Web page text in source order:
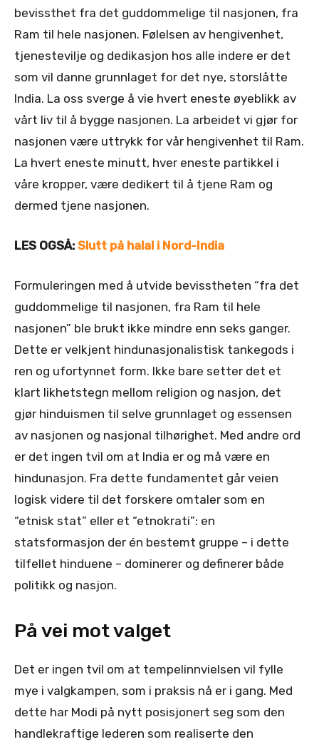
bevissthet fra det guddommelige til nasjonen, fra
Ram til hele nasjonen. Følelsen av hengivenhet,
tjenestevilje og dedikasjon hos alle indere er det
som vil danne grunnlaget for det nye, storslåtte
India. La oss sverge å vie hvert eneste øyeblikk av
vårt liv til å bygge nasjonen. La arbeidet vi gjør for
nasjonen være uttrykk for vår hengivenhet til Ram.
La hvert eneste minutt, hver eneste partikkel i
våre kropper, være dedikert til å tjene Ram og
dermed tjene nasjonen.
LES OGSÅ: Slutt på halal i Nord-India
Formuleringen med å utvide bevisstheten “fra det
guddommelige til nasjonen, fra Ram til hele
nasjonen” ble brukt ikke mindre enn seks ganger.
Dette er velkjent hindunasjonalistisk tankegods i
ren og ufortynnet form. Ikke bare setter det et
klart likhetstegn mellom religion og nasjon, det
gjør hinduismen til selve grunnlaget og essensen
av nasjonen og nasjonal tilhørighet. Med andre ord
er det ingen tvil om at India er og må være en
hindunasjon. Fra dette fundamentet går veien
logisk videre til det forskere omtaler som en
“etnisk stat” eller et “etnokrati”: en
statsformasjon der én bestemt gruppe – i dette
tilfellet hinduene – dominerer og definerer både
politikk og nasjon.
På vei mot valget
Det er ingen tvil om at tempelinnvielsen vil fylle
mye i valgkampen, som i praksis nå er i gang. Med
dette har Modi på nytt posisjonert seg som den
handlekraftige lederen som realiserte den